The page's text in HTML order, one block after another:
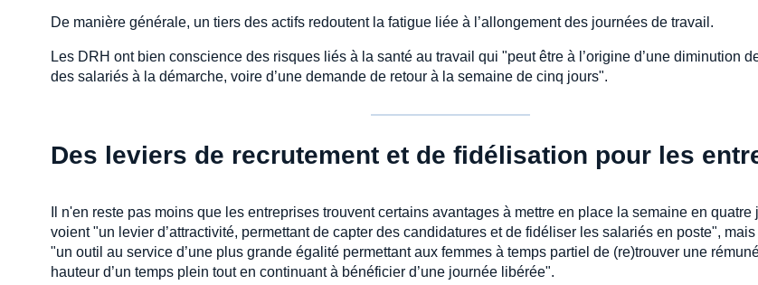
De manière générale, un tiers des actifs redoutent la fatigue liée à l’allongement des journées de travail.
Les DRH ont bien conscience des risques liés à la santé au travail qui "peut être à l’origine d’une diminution
des salariés à la démarche, voire d’une demande de retour à la semaine de cinq jours".
Des leviers de recrutement et de fidélisation pour les
Il n'en reste pas moins que les entreprises trouvent certains avantages à mettre en place la semaine en quatre
voient "un levier d’attractivité, permettant de capter des candidatures et de fidéliser les salariés en poste",
"un outil au service d’une plus grande égalité permettant aux femmes à temps partiel de (re)trouver une
hauteur d’un temps plein tout en continuant à bénéficier d’une journée libérée".